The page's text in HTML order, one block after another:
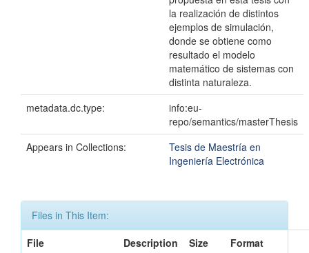
la realización de distintos
ejemplos de simulación,
donde se obtiene como
resultado el modelo
matemático de sistemas con
distinta naturaleza.
metadata.dc.type:
info:eu-
repo/semantics/masterThesis
Appears in Collections:
Tesis de Maestría en
Ingeniería Electrónica
Files in This Item:
File
Description Size
Format